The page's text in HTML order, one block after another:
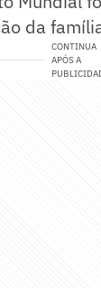
da
CONTINUA
APÓS A